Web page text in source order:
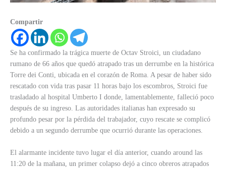
Compartir
Se ha confirmado la trágica muerte de Octav Stroici, un ciudadano
rumano de 66 años que quedó atrapado tras un derrumbe en la histórica
Torre dei Conti, ubicada en el corazón de Roma. A pesar de haber sido
rescatado con vida tras pasar 11 horas bajo los escombros, Stroici fue
trasladado al hospital Umberto I donde, lamentablemente, falleció poco
después de su ingreso. Las autoridades italianas han expresado su
profundo pesar por la pérdida del trabajador, cuyo rescate se complicó
debido a un segundo derrumbe que ocurrió durante las operaciones.
El alarmante incidente tuvo lugar el día anterior, cuando around las
11:20 de la mañana, un primer colapso dejó a cinco obreros atrapados